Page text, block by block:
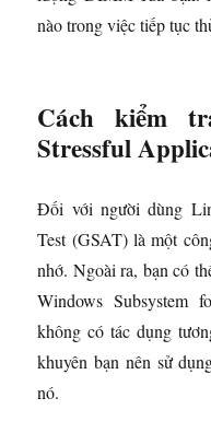
nào trong việc tiếp tục
Cách kiểm
Stressful
Đối với người dùng
Test (GSAT) là một
nhớ. Ngoài ra, bạn có
Windows
không có tác dụng
khuyên bạn nên sử
nó.